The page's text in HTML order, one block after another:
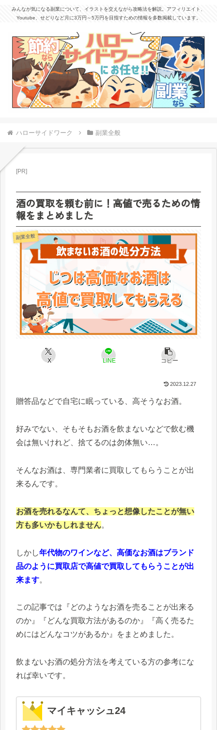
みんなが気になる副業について、イラストを交えながら攻略法を解説。アフィリエイト、
Youtube、せどりなど月に3万円～5万円を目指すための情報を多数掲載しています。
ハローサイドワーク 副業全般
[PR]
酒の買取を頼む前に！高値で売るための情
報をまとめました
副業全般
X LINE コピー
2023.12.27
贈答品などで自宅に眠っている、高そうなお酒。
好みでない、そもそもお酒を飲まないなどで飲む機
会は無いけれど、捨てるのは勿体無い…。
そんなお酒は、専門業者に買取してもらうことが出
来るんです。
お酒を売れるなんて、ちょっと想像したことが無い
方も多いかもしれません。
しかし年代物のワインなど、高価なお酒はブランド
品のように買取店で高値で買取してもらうことが出
来ます。
この記事では『どのようなお酒を売ることが出来る
のか』『どんな買取方法があるのか』『高く売るた
めにはどんなコツがあるか』をまとめました。
飲まないお酒の処分方法を考えている方の参考にな
れば幸いです。
マイキャッシュ24